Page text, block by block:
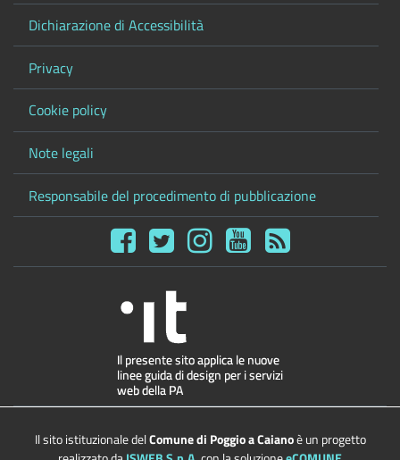
Dichiarazione di Accessibilità
Privacy
Cookie policy
Note legali
Responsabile del procedimento di pubblicazione
Il sito istituzionale delComune di Poggio a Caianoè un progetto